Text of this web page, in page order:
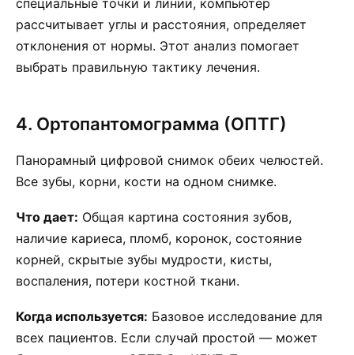
специальные точки и линии, компьютер
рассчитывает углы и расстояния, определяет
отклонения от нормы. Этот анализ помогает
выбрать правильную тактику лечения.
4. Ортопантомограмма (ОПТГ)
Панорамный цифровой снимок обеих челюстей.
Все зубы, корни, кости на одном снимке.
Что дает: Общая картина состояния зубов,
наличие кариеса, пломб, коронок, состояние
корней, скрытые зубы мудрости, кисты,
воспаления, потери костной ткани.
Когда используется: Базовое исследование для
всех пациентов. Если случай простой — может